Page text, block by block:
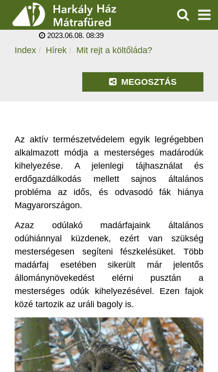
ÁRAK, NYITVATARTÁS
KERESÉS
MIT REJT A
KÖLTŐLÁDA?
2023.06.08. 08:39
Index Hírek Mit rejt a költőláda?
MEGOSZTÁS
Az aktív természetvédelem egyik legrégebben
alkalmazott módja a mesterséges madárodúk
kihelyezése. A jelenlegi tájhasználat és
erdőgazdálkodás mellett sajnos általános
probléma az idős, és odvasodó fák hiánya
Magyarországon.
Azaz odúlakó madárfajaink általános
odúhiánnyal küzdenek, ezért van szükség
mesterségesen segíteni fészkelésüket. Több
madárfaj esetében sikerült már jelentős
állománynövekedést elérni pusztán a
mesterséges odúk kihelyezésével. Ezen fajok
közé tartozik az uráli bagoly is.